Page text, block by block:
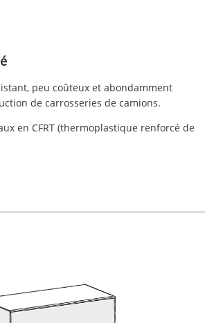
peu coûteux et abondamment
de carrosseries de camions.
en CFRT (thermoplastique renforcé de